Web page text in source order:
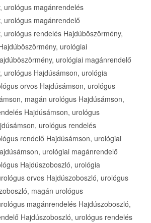
urológus magánrendelés
urológus magánrendelő
urológus rendelés Hajdúböszörmény,
urológiai
urológiai magánrendelő
urológus Hajdúsámson, urológia
orvos Hajdúsámson, urológus
magán urológus Hajdúsámson,
Hajdúsámson, urológus
urológus rendelés
rendelő Hajdúsámson, urológiai
urológiai magánrendelő
Hajdúszoboszló, urológia
orvos Hajdúszoboszló, urológus
magán urológus
magánrendelés Hajdúszoboszló,
Hajdúszoboszló, urológus rendelés